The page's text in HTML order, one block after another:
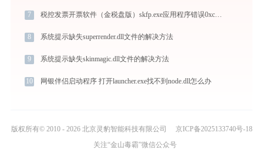
7 税控发票开票软件（金税盘版）skfp.exe应用程序错误0xc000007b解决方法
8 系统提示缺失superrender.dll文件的解决方法
9 系统提示缺失skinmagic.dll文件的解决方法
10 网银伴侣启动程序 打开launcher.exe找不到node.dll怎么办
版权所有© 2010 - 2026 北京灵豹智能科技有限公司
京ICP备2025133740号-18
关注“金山毒霸”微信公众号